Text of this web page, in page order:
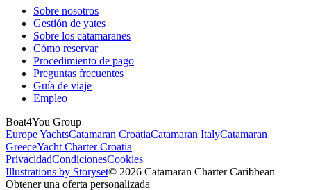
Sobre nosotros
Gestión de yates
Sobre los catamaranes
Cómo reservar
Procedimiento de pago
Preguntas frecuentes
Guía de viaje
Empleo
Boat4You Group
Europe YachtsCatamaran CroatiaCatamaran ItalyCatamaran
GreeceYacht Charter Croatia
PrivacidadCondicionesCookies
Illustrations by Storyset© 2026 Catamaran Charter Caribbean
Obtener una oferta personalizada